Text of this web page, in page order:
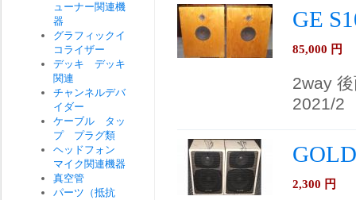
GE
85,000 円
2way
2021/2
2,300 円
ューナー関連機
器
グラフィックイ
コライザー
デッキ デッキ
関連
チャンネルデバ
イダー
ケーブル タッ
プ プラグ類
ヘッドフォン
マイク関連機器
真空管
パーツ（抵抗